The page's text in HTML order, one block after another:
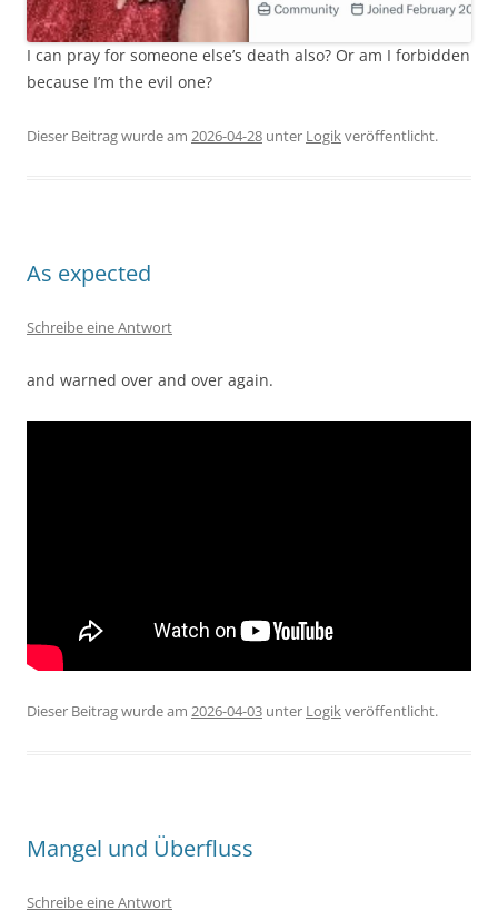
I can pray for someone else’s death also? Or am I forbidden
because I’m the evil one?
Dieser Beitrag wurde am 2026-04-28 unter Logikveröffentlicht.
As expected
Schreibe eine Antwort
and warned over and over again.
Dieser Beitrag wurde am 2026-04-03 unter Logikveröffentlicht.
Mangel und Überfluss
Schreibe eine Antwort